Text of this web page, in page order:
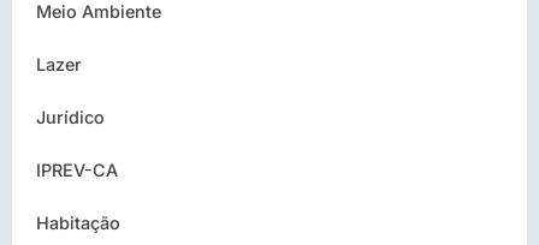
Meio Ambiente
Lazer
Jurídico
IPREV-CA
Habitação